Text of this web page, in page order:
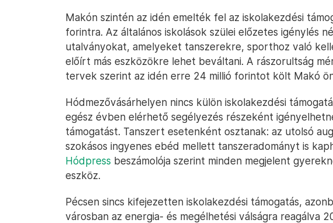
Makón szintén az idén emelték fel az iskolakezdési
forintra. Az általános iskolások szülei előzetes igénylés
utalványokat, amelyeket tanszerekre, sporthoz való
előírt más eszközökre lehet beváltani. A rászorultság
tervek szerint az idén erre 24 millió forintot költ Makó
Hódmezővásárhelyen nincs külön iskolakezdési
egész évben elérhető segélyezés részeként
támogatást. Tanszert esetenként osztanak: az utolsó
szokásos ingyenes ebéd mellett tanszeradományt is
Hódpress beszámolója szerint minden megjelent
eszköz.
Pécsen sincs kifejezetten iskolakezdési támogatás,
városban az energia- és megélhetési válságra reagálva